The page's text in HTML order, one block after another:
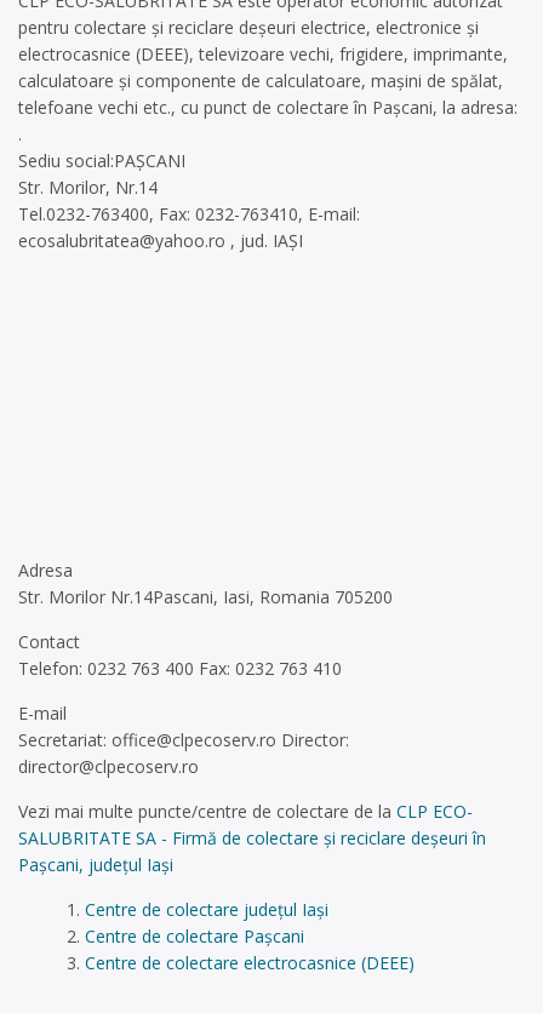
pentru colectare și reciclare deșeuri electrice, electronice și
electrocasnice (DEEE), televizoare vechi, frigidere, imprimante,
calculatoare și componente de calculatoare, mașini de spălat,
telefoane vechi etc., cu punct de colectare în Pașcani, la adresa:
.
Sediu social:PAȘCANI
Str. Morilor, Nr.14
Tel.0232-763400, Fax: 0232-763410, E-mail:
ecosalubritatea@yahoo.ro , jud. IAȘI
Adresa
Str. Morilor Nr.14Pascani, Iasi, Romania 705200
Contact
Telefon: 0232 763 400 Fax: 0232 763 410
E-mail
Secretariat: office@clpecoserv.ro Director:
director@clpecoserv.ro
Vezi mai multe puncte/centre de colectare de la CLP ECO-
SALUBRITATE SA - Firmă de colectare și reciclare deșeuri în
Pașcani, județul Iași
Centre de colectare județul Iași
Centre de colectare Pașcani
Centre de colectare electrocasnice (DEEE)